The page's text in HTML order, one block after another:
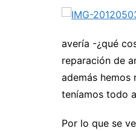
avería -¿qué
reparación de
además
teníamos todo
Por lo que se